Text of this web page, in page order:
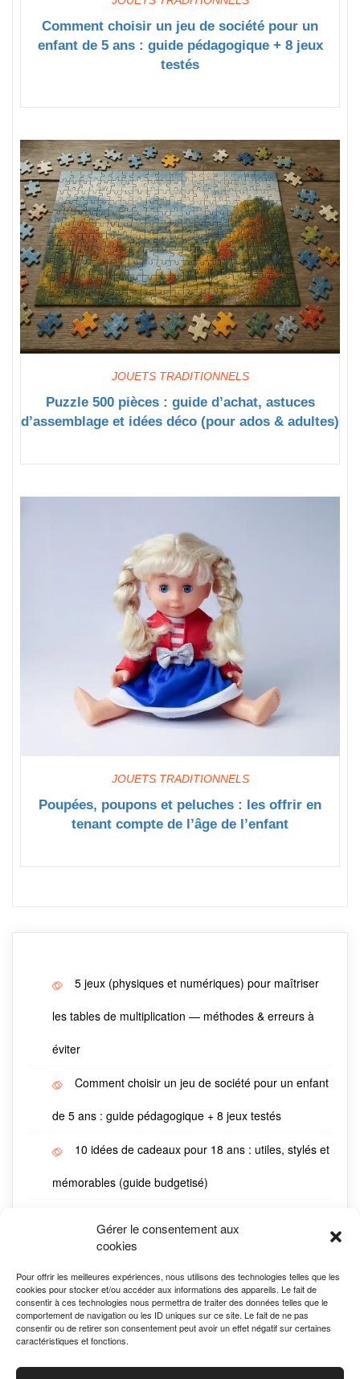
Gérer le consentement aux
cookies
Pour offrir les meilleures expériences, nous utilisons des technologies telles que les
cookies pour stocker et/ou accéder aux informations des appareils. Le fait de
consentir à ces technologies nous permettra de traiter des données telles que le
comportement de navigation ou les ID uniques sur ce site. Le fait de ne pas
consentir ou de retirer son consentement peut avoir un effet négatif sur certaines
caractéristiques et fonctions.
Comment choisir un jeu de société pour un
enfant de 5 ans : guide pédagogique + 8 jeux
testés
JOUETS TRADITIONNELS
Puzzle 500 pièces : guide d’achat, astuces
d’assemblage et idées déco (pour ados & adultes)
JOUETS TRADITIONNELS
Poupées, poupons et peluches : les offrir en
tenant compte de l’âge de l’enfant
5 jeux (physiques et numériques) pour maîtriser
les tables de multiplication — méthodes & erreurs à
éviter
Comment choisir un jeu de société pour un enfant
de 5 ans : guide pédagogique + 8 jeux testés
10 idées de cadeaux pour 18 ans : utiles, stylés et
mémorables (guide budgetisé)
lien (expériences & objets)
Quel cadeau pour un garçon de 6 ans ? 10 idées
selon son profil (sportif, créatif, curieux)